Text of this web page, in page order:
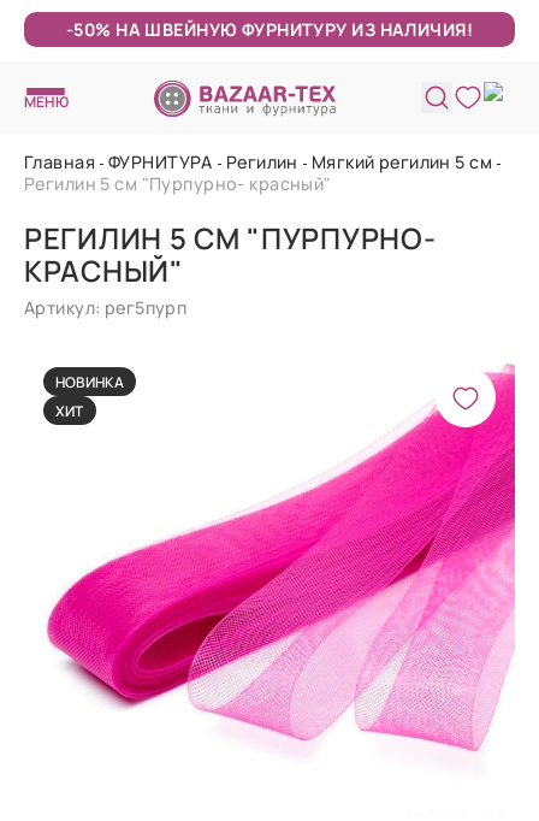
-50% НА ШВЕЙНУЮ ФУРНИТУРУ ИЗ НАЛИЧИЯ!
МЕНЮ
Главная ФУРНИТУРА Регилин
Мягкий регилин 5 см
Регилин 5 см "Пурпурно- красный"
РЕГИЛИН 5 СМ "ПУРПУРНО-
КРАСНЫЙ"
Артикул: рег5пурп
НОВИНКА
ХИТ